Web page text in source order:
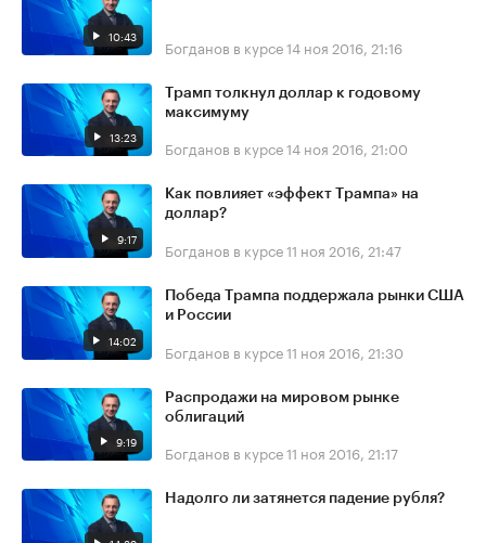
10:43 Богданов в курсе14 ноя 2016, 21:16
13:23
Трамп толкнул доллар к годовому
максимуму
Богданов в курсе14 ноя 2016, 21:00
9:17
Как повлияет «эффект Трампа» на
доллар?
Богданов в курсе11 ноя 2016, 21:47
14:02
Победа Трампа поддержала рынки США
и России
Богданов в курсе11 ноя 2016, 21:30
9:19
Распродажи на мировом рынке
облигаций
Богданов в курсе11 ноя 2016, 21:17
Надолго ли затянется падение рубля?